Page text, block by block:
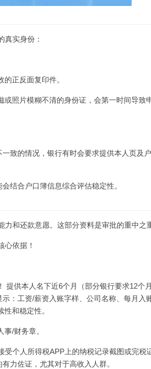
真实身份：
正反面复印件。
照片模糊不清的身份证，会第一时间导致
致的情况，银行有时会要求提供本人页及
结合户口簿信息综合评估稳定性。
和还款意愿。这部分资料是审批的重中之
心依据！
提供本人名下近6个月（部分银行要求12个
：工资/薪资入账字样、公司名称、每月入
和稳定性。
/财务章。
受个人所得税APP上的纳税记录截图或完税
力佐证，尤其对于高收入人群。